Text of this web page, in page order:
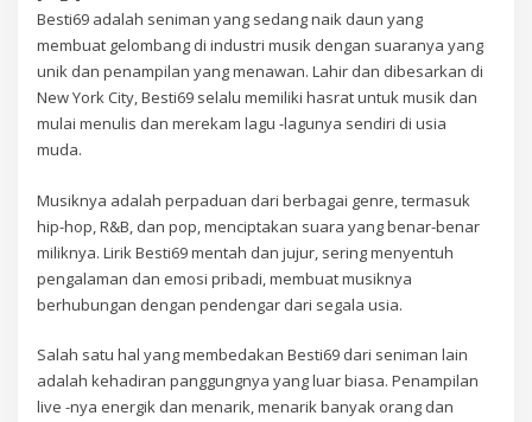
Besti69 adalah seniman yang sedang naik daun yang
membuat gelombang di industri musik dengan suaranya yang
unik dan penampilan yang menawan. Lahir dan dibesarkan di
New York City, Besti69 selalu memiliki hasrat untuk musik dan
mulai menulis dan merekam lagu -lagunya sendiri di usia
muda.
Musiknya adalah perpaduan dari berbagai genre, termasuk
hip-hop, R&B, dan pop, menciptakan suara yang benar-benar
miliknya. Lirik Besti69 mentah dan jujur, sering menyentuh
pengalaman dan emosi pribadi, membuat musiknya
berhubungan dengan pendengar dari segala usia.
Salah satu hal yang membedakan Besti69 dari seniman lain
adalah kehadiran panggungnya yang luar biasa. Penampilan
live -nya energik dan menarik, menarik banyak orang dan